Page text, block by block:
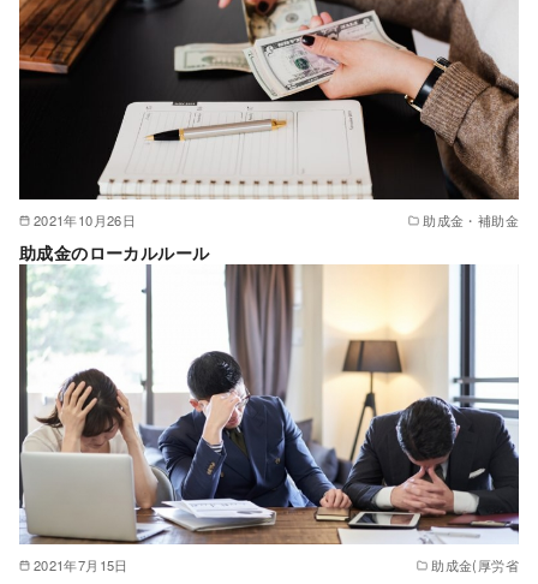
2021年10月26日 助成金・補助金
助成金のローカルルール
2021年7月15日 助成金(厚労省